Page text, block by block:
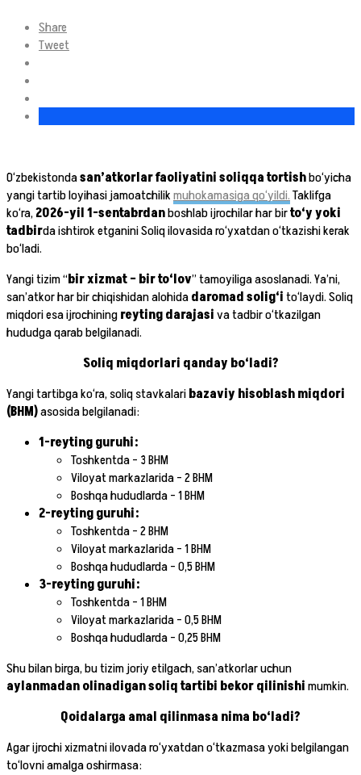
Share
Tweet
O‘zbekistondasan’atkorlar faoliyatini soliqqa tortishbo‘yicha
yangi tartib loyihasi jamoatchilikmuhokamasiga qo‘yildi.Taklifga
ko‘ra,2026-yil 1-sentabrdanboshlab ijrochilar har birto‘y yoki
tadbirda ishtirok etganini Soliq ilovasida ro‘yxatdan o‘tkazishi kerak
bo‘ladi.
Yangi tizim “bir xizmat – bir to‘lov” tamoyiliga asoslanadi. Ya’ni,
san’atkor har bir chiqishidan alohidadaromad solig‘ito‘laydi. Soliq
miqdori esa ijrochiningreyting darajasiva tadbir o‘tkazilgan
hududga qarab belgilanadi.
Soliq miqdorlari qanday bo‘ladi?
Yangi tartibga ko‘ra, soliq stavkalaribazaviy hisoblash miqdori
(BHM)asosida belgilanadi:
1-reyting guruhi:
Toshkentda – 3 BHM
Viloyat markazlarida – 2 BHM
Boshqa hududlarda – 1 BHM
2-reyting guruhi:
Toshkentda – 2 BHM
Viloyat markazlarida – 1 BHM
Boshqa hududlarda – 0,5 BHM
3-reyting guruhi:
Toshkentda – 1 BHM
Viloyat markazlarida – 0,5 BHM
Boshqa hududlarda – 0,25 BHM
Shu bilan birga, bu tizim joriy etilgach, san’atkorlar uchun
aylanmadan olinadigan soliq tartibi bekor qilinishimumkin.
Qoidalarga amal qilinmasa nima bo‘ladi?
Agar ijrochi xizmatni ilovada ro‘yxatdan o‘tkazmasa yoki belgilangan
to‘lovni amalga oshirmasa: